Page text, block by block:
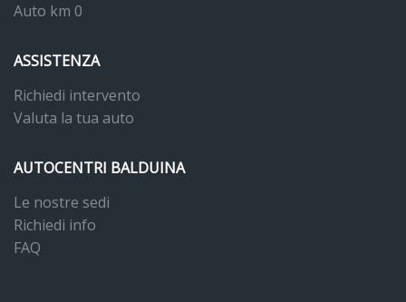
Auto km 0
ASSISTENZA
Richiedi intervento
Valuta la tua auto
AUTOCENTRI BALDUINA
Le nostre sedi
Richiedi info
FAQ